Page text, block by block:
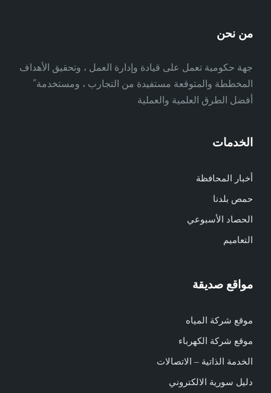
من نحن
جهة حكومية تعمل على قيادة وإدارة العمل ، وتحقيق الأهداف
المخططة والمتوقعة مستفيدة من التجارب ، ومستخدمة ً
أفضل الطرق العلمية والعملية
الخدمات
أخبار المحافظة
حمص بلدنا
الحصاد الأسبوعي
التعاميم
مواقع صديقة
موقع شركة المياه
موقع شركة الكهرباء
الخدمة الذاتية – الاتصالات
دليل سورية الالكتروني